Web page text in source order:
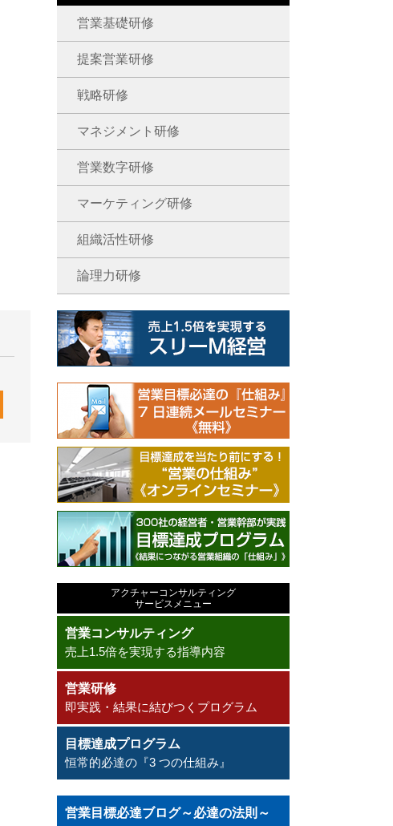
営業基礎研修
提案営業研修
戦略研修
マネジメント研修
営業数字研修
マーケティング研修
組織活性研修
論理力研修
アクチャーコンサルティング
サービスメニュー
営業コンサルティング
売上1.5倍を実現する指導内容
営業研修
即実践・結果に結びつくプログラム
目標達成プログラム
恒常的必達の『3 つの仕組み』
営業目標必達ブログ～必達の法則～